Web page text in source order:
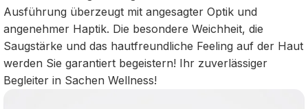
Ausführung überzeugt mit angesagter Optik und
angenehmer Haptik. Die besondere Weichheit, die
Saugstärke und das hautfreundliche Feeling auf der Haut
werden Sie garantiert begeistern! Ihr zuverlässiger
Begleiter in Sachen Wellness!